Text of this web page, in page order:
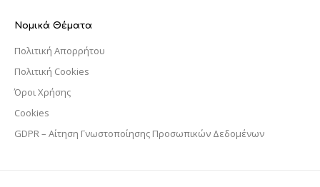
Νομικά Θέματα
Πολιτική Απορρήτου
Πολιτική Cookies
Όροι Χρήσης
Cookies
GDPR – Αίτηση Γνωστοποίησης Προσωπικών Δεδομένων